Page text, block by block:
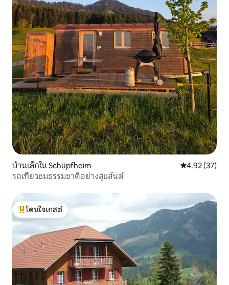
บ้านเล็กใน Schüpfheim คะแนนเฉลี่ย
4.92 (37)
รถเที่ยวชมธรรมชาติอย่างสุขสันต์
โดนใจเกสต์ที่สุด
โดนใจเกสต์